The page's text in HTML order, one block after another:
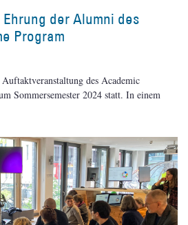
der Alumni des
Program
des Academic
Sommersemester 2024 statt. In einem